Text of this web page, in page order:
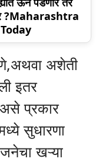
?Maharashtra
अशेती
इतर
प्रकार
सुधारणा
खऱ्या